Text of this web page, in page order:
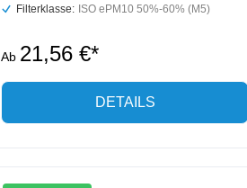
Filterklasse: ISO ePM10 50%-60% (M5)
Ab 21,56 €*
DETAILS